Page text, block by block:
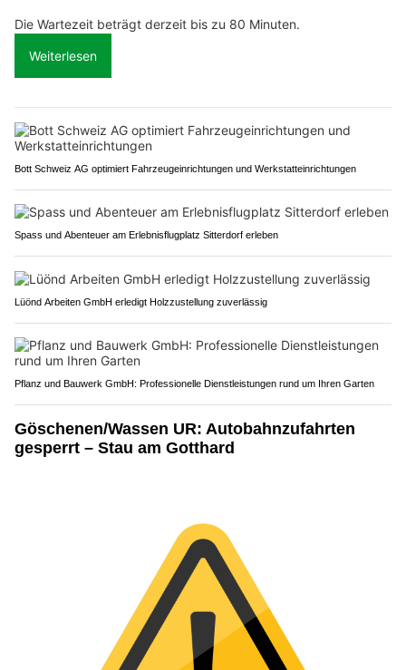
Die Wartezeit beträgt derzeit bis zu 80 Minuten.
Weiterlesen
Bott Schweiz AG optimiert Fahrzeugeinrichtungen und Werkstatteinrichtungen
Spass und Abenteuer am Erlebnisflugplatz Sitterdorf erleben
Lüönd Arbeiten GmbH erledigt Holzzustellung zuverlässig
Pflanz und Bauwerk GmbH: Professionelle Dienstleistungen rund um Ihren Garten
Göschenen/Wassen UR: Autobahnzufahrten
gesperrt – Stau am Gotthard